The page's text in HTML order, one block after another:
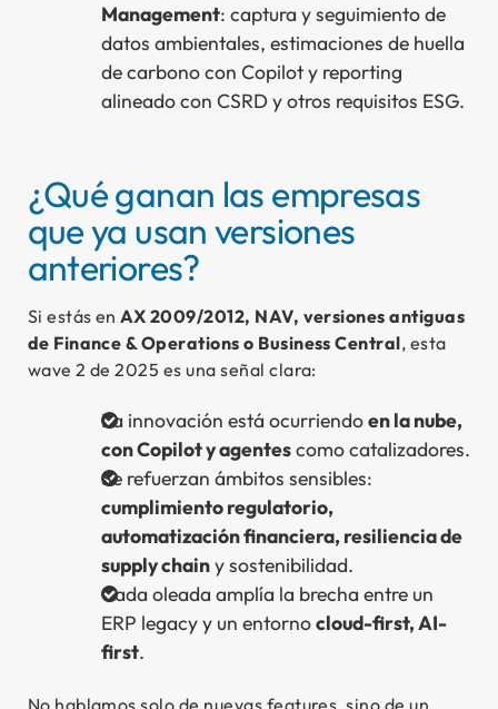
Management: captura y seguimiento de
datos ambientales, estimaciones de huella
de carbono con Copilot y reporting
alineado con CSRD y otros requisitos ESG.
¿Qué ganan las empresas
que ya usan versiones
anteriores?
Si estás enAX 2009/2012, NAV, versiones antiguas
de Finance & Operations o Business Central, esta
wave 2 de 2025 es una señal clara:
La innovación está ocurriendoen la nube,
con Copilot y agentescomo catalizadores.
Se refuerzan ámbitos sensibles:
cumplimiento regulatorio,
automatización financiera, resiliencia de
supply chainy sostenibilidad.
Cada oleada amplía la brecha entre un
ERP legacy y un entornocloud-first, AI-
first.
No hablamos solo de nuevas features, sino de un